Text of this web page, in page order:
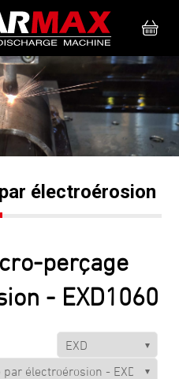
électroérosion
perçage
- EXD1060